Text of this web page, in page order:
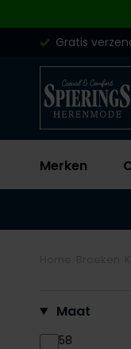
Gratis
Merken
Maat
58